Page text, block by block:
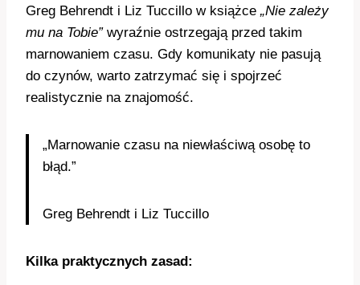
Greg Behrendt i Liz Tuccillo w książce „Nie zależy
mu na Tobie”wyraźnie ostrzegają przed takim
marnowaniem czasu. Gdy komunikaty nie pasują
do czynów, warto zatrzymać się i spojrzeć
realistycznie na znajomość.
„Marnowanie czasu na niewłaściwą osobę to
błąd.”
Greg Behrendt i Liz Tuccillo
Kilka praktycznych zasad: